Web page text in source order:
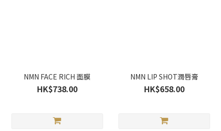
NMN FACE RICH 面膜
HK$738.00
NMN LIP SHOT潤唇膏
HK$658.00